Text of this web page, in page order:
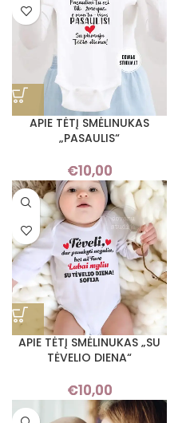
APIE TĖTĮ SMĖLINUKAS
„PASAULIS“
€10,00
APIE TĖTĮ SMĖLINUKAS „SU
TĖVELIO DIENA“
€10,00